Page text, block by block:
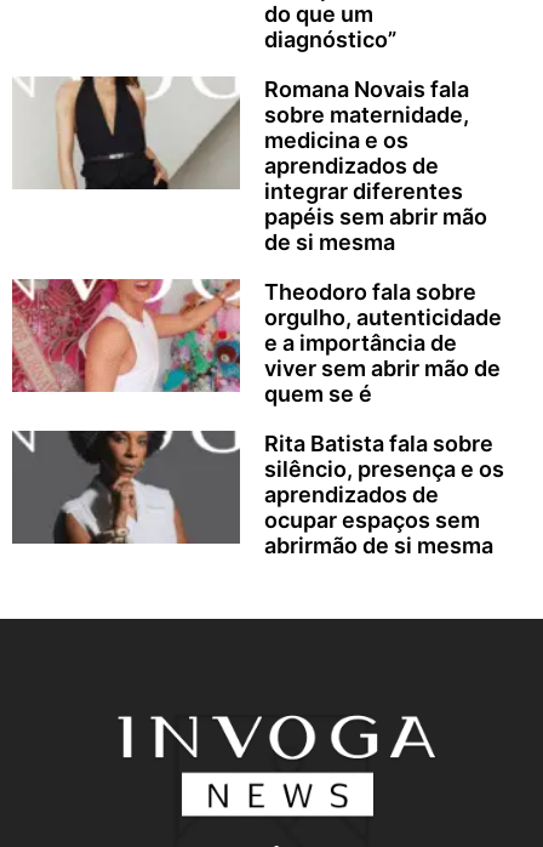
do que um
diagnóstico”
Romana Novais fala
sobre maternidade,
medicina e os
aprendizados de
integrar diferentes
papéis sem abrir mão
de si mesma
Theodoro fala sobre
orgulho, autenticidade
e a importância de
viver sem abrir mão de
quem se é
Rita Batista fala sobre
silêncio, presença e os
aprendizados de
ocupar espaços sem
abrirmão de si mesma